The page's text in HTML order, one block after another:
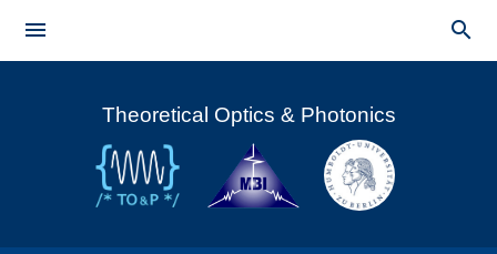
content

Main menu

Theoretical Optics & Photonics